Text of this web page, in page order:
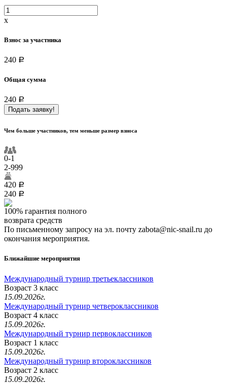
x
Взнос за участника
240 a
Общая сумма
240 a
Подать заявку!
Чем больше участников, тем меньше размер взноса
0-1
2-999
420 a
240 a
100% гарантия полного
возврата средств
По письменному запросу на эл. почту zabota@nic-snail.ru до
окончания мероприятия.
Ближайшие мероприятия
Международный турнир третьеклассников
Возраст 3 класс
15.09.2026г.
Международный турнир четвероклассников
Возраст 4 класс
15.09.2026г.
Международный турнир первоклассников
Возраст 1 класс
15.09.2026г.
Международный турнир второклассников
Возраст 2 класс
15.09.2026г.